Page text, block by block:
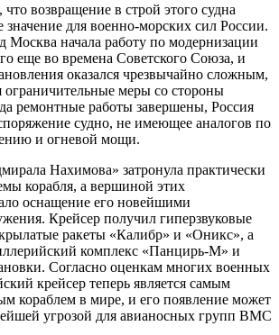
что возвращение в строй этого судна
значение для военно-морских сил России.
Москва начала работу по модернизации
еще во времена Советского Союза, и
оказался чрезвычайно сложным,
ограничительные меры со стороны
ремонтные работы завершены, Россия
судно, не имеющее аналогов по
и огневой мощи.
Нахимова» затронула практически
корабля, а вершиной этих
оснащение его новейшими
Крейсер получил гиперзвуковые
ракеты «Калибр» и «Оникс», а
комплекс «Панцирь-М» и
Согласно оценкам многих военных
крейсер теперь является самым
кораблем в мире, и его появление может
угрозой для авианосных групп ВМС